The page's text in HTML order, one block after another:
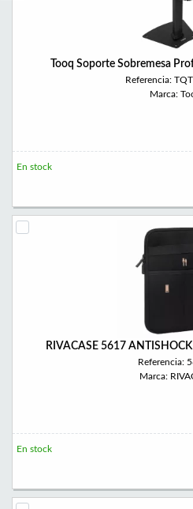
Tooq Soporte Sobremesa
Referencia:
Marca:
En stock
RIVACASE 5617
Referencia:
Marca:
En stock